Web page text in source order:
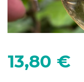
13,80 €